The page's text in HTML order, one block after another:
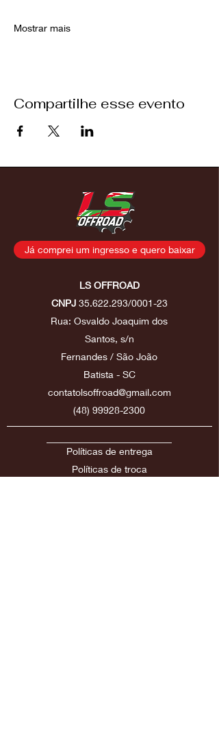
Mostrar mais
Compartilhe esse evento
Já comprei um ingresso e quero baixar
LS OFFROAD
CNPJ 35.622.293/0001-23
Rua: Osvaldo Joaquim dos
Santos, s/n
Fernandes / São João
Batista - SC
contatolsoffroad@gmail.com
(48) 99928-2300
Políticas de entrega
Políticasde troca